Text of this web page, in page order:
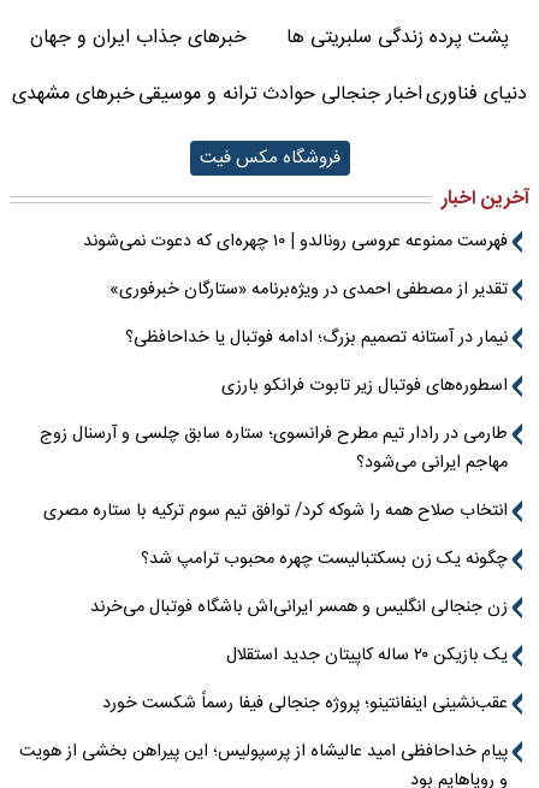
پشت پرده زندگی سلبریتی ها
خبرهای جذاب ایران و جهان
دنیای فناوریاخبار جنجالی حوادثترانه و موسیقیخبرهای مشهدی
فروشگاه مکس فیت
آخرین اخبار
فهرست ممنوعه عروسی رونالدو | ۱۰ چهره‌ای که دعوت نمی‌شوند
تقدیر از مصطفی احمدی در ویژه‌برنامه «ستارگان خبرفوری»
نیمار در آستانه تصمیم بزرگ؛ ادامه فوتبال یا خداحافظی؟
اسطوره‌های فوتبال زیر تابوت فرانکو بارزی
طارمی در رادار تیم مطرح فرانسوی؛ ستاره سابق چلسی و آرسنال زوج
مهاجم ایرانی می‌شود؟
انتخاب صلاح همه را شوکه کرد/ توافق تیم سوم ترکیه با ستاره مصری
چگونه یک زن بسکتبالیست چهره محبوب ترامپ شد؟
زن جنجالی انگلیس و همسر ایرانی‌اش باشگاه فوتبال می‌خرند
یک بازیکن ۲۰ ساله کاپیتان جدید استقلال
عقب‌نشینی اینفانتینو؛ پروژه جنجالی فیفا رسماً شکست خورد
پیام خداحافظی امید عالیشاه از پرسپولیس؛ این پیراهن بخشی از هویت
و رویاهایم بود